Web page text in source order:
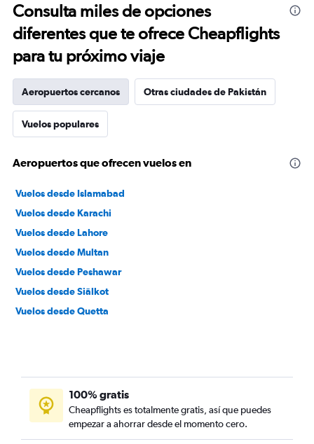
Consulta miles de opciones
diferentes que te ofrece Cheapflights
para tu próximo viaje
Aeropuertos cercanos Otras ciudades de Pakistán
Vuelos populares
Aeropuertos que ofrecen vuelos en
Vuelos desde Islamabad
Vuelos desde Karachi
Vuelos desde Lahore
Vuelos desde Multan
Vuelos desde Peshawar
Vuelos desde Siālkot
Vuelos desde Quetta
100% gratis
Cheapflights es totalmente gratis, así que puedes
empezar a ahorrar desde el momento cero.